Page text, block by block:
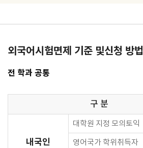
외국어시험면제 기준 및신청 방법
전 학과 공통
구 분
내국인
대학원 지정 모의토익
영어국가 학위취득자